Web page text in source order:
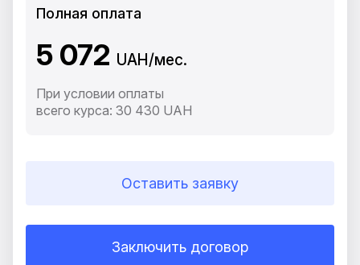
Полная оплата
5 072 UAH/мес.
При условии оплаты
всего курса: 30 430 UAH
Оставить заявку
Заключить договор